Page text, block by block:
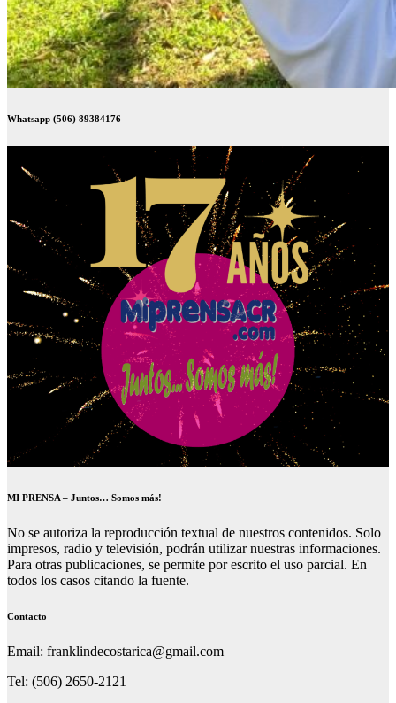
Whatsapp (506) 89384176
MI PRENSA – Juntos… Somos más!
No se autoriza la reproducción textual de nuestros contenidos. Solo
impresos, radio y televisión, podrán utilizar nuestras informaciones.
Para otras publicaciones, se permite por escrito el uso parcial. En
todos los casos citando la fuente.
Contacto
Email: franklindecostarica@gmail.com
Tel: (506) 2650-2121